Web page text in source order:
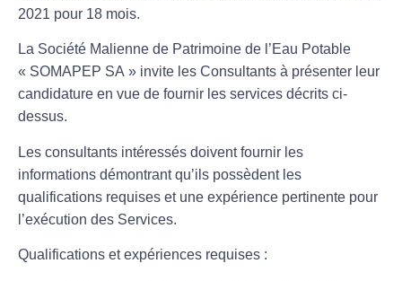
2021 pour 18 mois.
La Société Malienne de Patrimoine de l’Eau Potable
« SOMAPEP SA » invite les Consultants à présenter leur
candidature en vue de fournir les services décrits ci-
dessus.
Les consultants intéressés doivent fournir les
informations démontrant qu’ils possèdent les
qualifications requises et une expérience pertinente pour
l’exécution des Services.
Qualifications et expériences requises :